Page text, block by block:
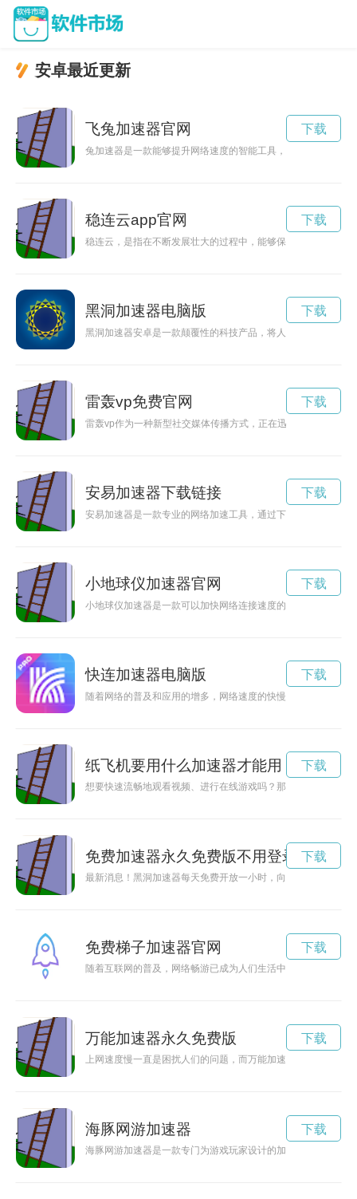
安卓最近更新
飞兔加速器官网
兔加速器是一款能够提升网络速度的智能工具，让用户享受更快
下载
稳连云app官网
稳连云，是指在不断发展壮大的过程中，能够保持稳定连续的
下载
黑洞加速器电脑版
黑洞加速器安卓是一款颠覆性的科技产品，将人类探索黑洞领
下载
雷轰vp免费官网
雷轰vp作为一种新型社交媒体传播方式，正在迅速成为网络热
下载
安易加速器下载链接
安易加速器是一款专业的网络加速工具，通过下载app，在手
下载
小地球仪加速器官网
小地球仪加速器是一款可以加快网络连接速度的科技产品，可
下载
快连加速器电脑版
随着网络的普及和应用的增多，网络速度的快慢已经成为大家
下载
纸飞机要用什么加速器才能用
想要快速流畅地观看视频、进行在线游戏吗？那就赶紧下载一
下载
免费加速器永久免费版不用登录
最新消息！黑洞加速器每天免费开放一小时，向全球科技爱好者
下载
免费梯子加速器官网
随着互联网的普及，网络畅游已成为人们生活中不可或缺的一
下载
万能加速器永久免费版
上网速度慢一直是困扰人们的问题，而万能加速器的出现为我
下载
海豚网游加速器
海豚网游加速器是一款专门为游戏玩家设计的加速器软件，但
下载